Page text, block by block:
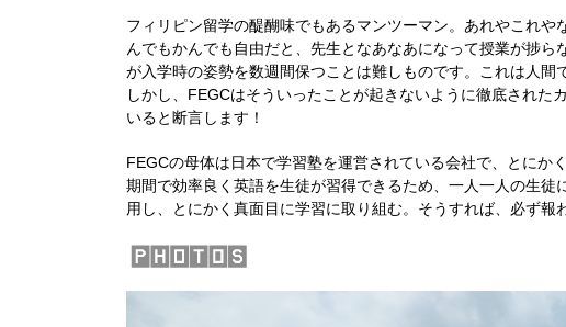
フィリピン留学の醍醐味でもあるマンツーマン。あれやこれ
んでもかんでも自由だと、先生となあなあになって授業が捗
が入学時の姿勢を数週間保つことは難しものです。これは人間
しかし、FEGCはそういったことが起きないように徹底され
いると断言します！
FEGCの母体は日本で学習塾を運営されている会社で、とにか
期間で効率良く英語を生徒が習得できるため、一人一人の生
用し、とにかく真面目に学習に取り組む。そうすれば、必ず報